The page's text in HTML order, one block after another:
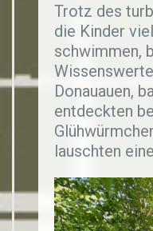
Trotz des
die Kinder
schwimmen,
Donauauen,
entdeckten
lauschten